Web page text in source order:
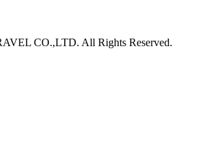
CO.,LTD. All Rights Reserved.